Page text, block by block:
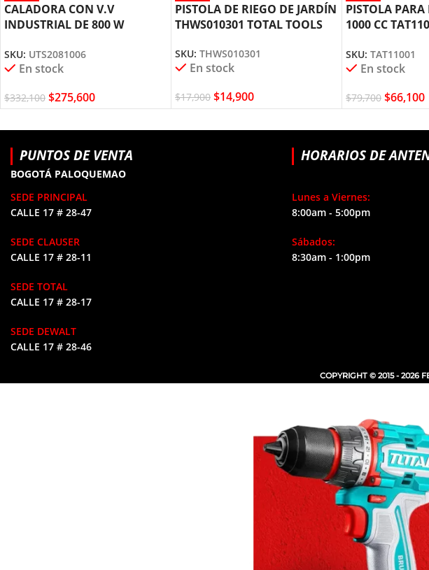
CALADORA CON V.V
INDUSTRIAL DE 800 W
SKU: UTS2081006
En stock
$332,100 $275,600
PISTOLA DE RIEGO DE JARDÍN
THWS010301 TOTAL TOOLS
SKU: THWS010301
En stock
$17,900 $14,900
PISTOLA PARA
1000 CC
SKU: TAT11001
En stock
$79,700 $66,100
PUNTOS DE VENTA
BOGOTÁ PALOQUEMAO
SEDE PRINCIPAL
CALLE 17 # 28-47
SEDE CLAUSER
CALLE 17 # 28-11
SEDE TOTAL
CALLE 17 # 28-17
SEDE DEWALT
CALLE 17 # 28-46
HORARIOS DE
Lunes a Viernes:
8:00am - 5:00pm
Sábados:
8:30am - 1:00pm
COPYRIGHT © 2015 - 2026